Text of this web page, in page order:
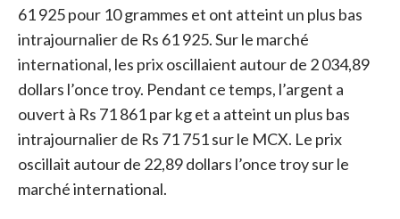
61 925 pour 10 grammes et ont atteint un plus bas
intrajournalier de Rs 61 925. Sur le marché
international, les prix oscillaient autour de 2 034,89
dollars l’once troy. Pendant ce temps, l’argent a
ouvert à Rs 71 861 par kg et a atteint un plus bas
intrajournalier de Rs 71 751 sur le MCX. Le prix
oscillait autour de 22,89 dollars l’once troy sur le
marché international.